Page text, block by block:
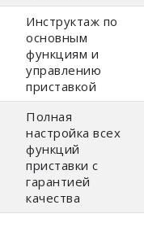
Инструктаж по
основным
функциям и
управлению
приставкой
Полная
настройка всех
функций
приставки с
гарантией
качества